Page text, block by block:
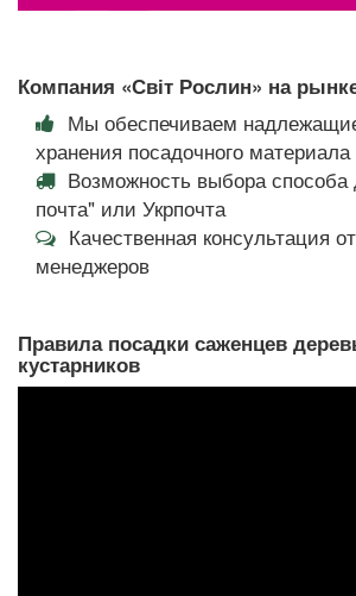
Компания «Світ Рослин» на
Мы обеспечиваем
хранения посадочного материала
Возможность выбора способа
почта" или Укрпочта
Качественная консультация
менеджеров
Правила посадки саженцев
кустарников